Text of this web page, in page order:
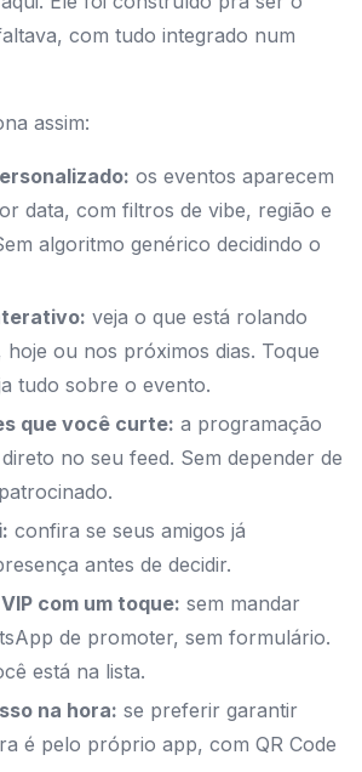
com tudo integrado num
assim:
os eventos aparecem
data, com filtros de vibe, região e
algoritmo genérico decidindo o
veja o que está rolando
ou nos próximos dias. Toque
tudo sobre o evento.
que você curte: a programação
no seu feed. Sem depender de
confira se seus amigos já
antes de decidir.
com um toque: sem mandar
de promoter, sem formulário.
está na lista.
na hora: se preferir garantir
é pelo próprio app, com QR Code